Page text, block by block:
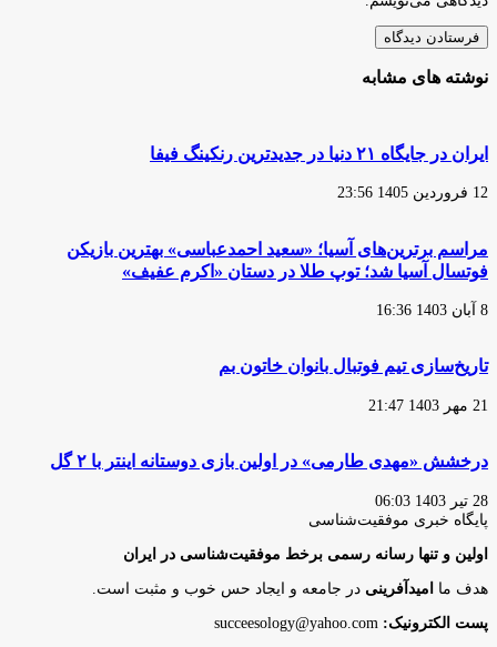
نوشته های مشابه
ایران در جایگاه ۲۱ دنیا در جدیدترین رنکینگ فیفا
12 فروردین 1405 23:56
مراسم برترین‌های آسیا؛ «سعید احمدعباسی» بهترین بازیکن
فوتسال آسیا شد؛ توپ طلا در دستان «اکرم عفیف»
8 آبان 1403 16:36
تاریخ‌سازی تیم فوتبال بانوان خاتون بم
21 مهر 1403 21:47
درخشش «مهدی طارمی» در اولین بازی دوستانه اینتر با ۲ گل
28 تیر 1403 06:03
پایگاه‌ خبری موفقیت‌شناسی
اولین و تنها رسانه رسمی برخط موفقیت‌شناسی در ایران
هدف ما امیدآفرینی در جامعه و ایجاد حس خوب و مثبت است.
پست الکترونیک: